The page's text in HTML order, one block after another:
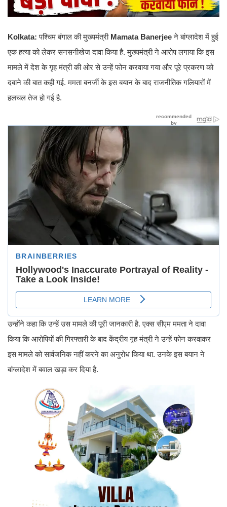
Kolkata:पश्चिम बंगाल की मुख्यमंत्री Mamata Banerjeeने बांग्लादेश में हुई
एक हत्या को लेकर सनसनीखेज दावा किया है. मुख्यमंत्री ने आरोप लगाया कि इस
मामले में देश के गृह मंत्री की ओर से उन्हें फोन करवाया गया और पूरे प्रकरण को
दबाने की बात कही गई. ममता बनर्जी के इस बयान के बाद राजनीतिक गलियारों में
हलचल तेज हो गई है.
उन्होंने कहा कि उन्हें उस मामले की पूरी जानकारी है. एक्स सीएम ममता ने दावा
किया कि आरोपियों की गिरफ्तारी के बाद केंद्रीय गृह मंत्री ने उन्हें फोन करवाकर
इस मामले को सार्वजनिक नहीं करने का अनुरोध किया था. उनके इस बयान ने
बांग्लादेश में बवाल खड़ा कर दिया है.